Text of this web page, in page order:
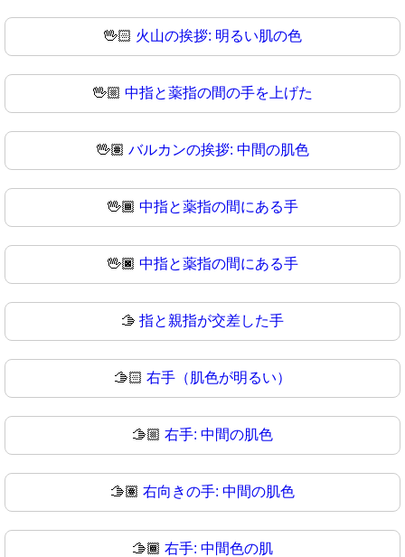
🖖🏻 火山の挨拶: 明るい肌の色
🖖🏼 中指と薬指の間の手を上げた
🖖🏽 バルカンの挨拶: 中間の肌色
🖖🏾 中指と薬指の間にある手
🖖🏿 中指と薬指の間にある手
🫱 指と親指が交差した手
🫱🏻 右手（肌色が明るい）
🫱🏼 右手: 中間の肌色
🫱🏽 右向きの手: 中間の肌色
🫱🏾 右手: 中間色の肌